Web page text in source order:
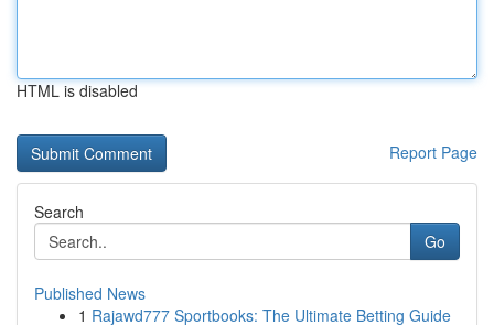
HTML is disabled
Report Page
Search
Go
Published News
1 Rajawd777 Sportbooks: The Ultimate Betting Guide